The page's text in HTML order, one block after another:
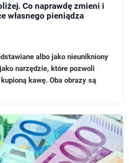
Co naprawdę zmieni i
własnego pieniądza
albo jako nieunikniony
narzędzie, które pozwoli
kawę. Oba obrazy są